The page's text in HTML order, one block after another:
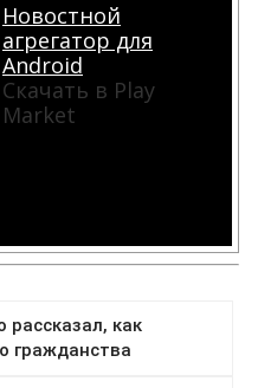
Новостной
агрегатор для
Android
Скачать в Play
Market